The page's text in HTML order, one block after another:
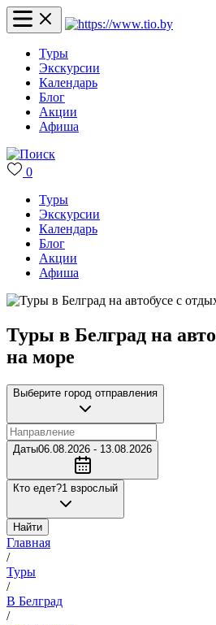
Туры
Экскурсии
Календарь
Блог
Акции
Афиша
0
Туры
Экскурсии
Календарь
Блог
Акции
Афиша
Туры в Белград на
на море
Выберите город отправления
Даты06.08.2026 - 13.08.2026
Кто едет?1 взрослый
Найти
Главная
/
Туры
/
В Белград
/